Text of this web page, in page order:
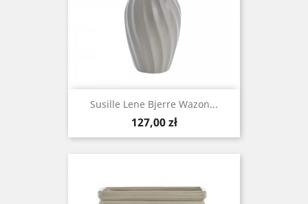
Susille Lene Bjerre Wazon...
Cena
127,00 zł